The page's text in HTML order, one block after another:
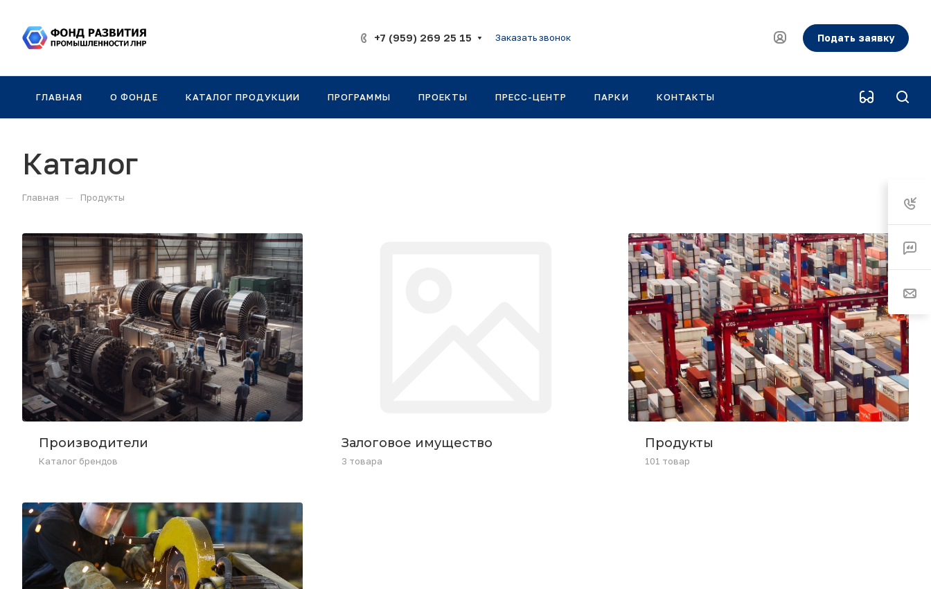
+7 (959) 269 25 15 Заказать звонок Подать заявку
ГЛАВНАЯ О ФОНДЕ КАТАЛОГ ПРОДУКЦИИ ПРОГРАММЫ ПРОЕКТЫ ПРЕСС-ЦЕНТР ПАРКИ КОНТАКТЫ
Каталог
Главная — Продукты
Производители
Каталог брендов
Залоговое имущество
3 товара
Продукты
101 товар